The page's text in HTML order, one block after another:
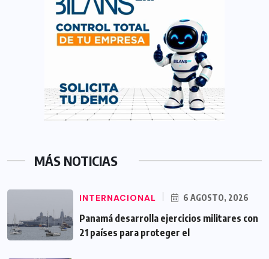
MÁS NOTICIAS
INTERNACIONAL 6 AGOSTO, 2026
Panamá desarrolla ejercicios militares con
21 países para proteger el